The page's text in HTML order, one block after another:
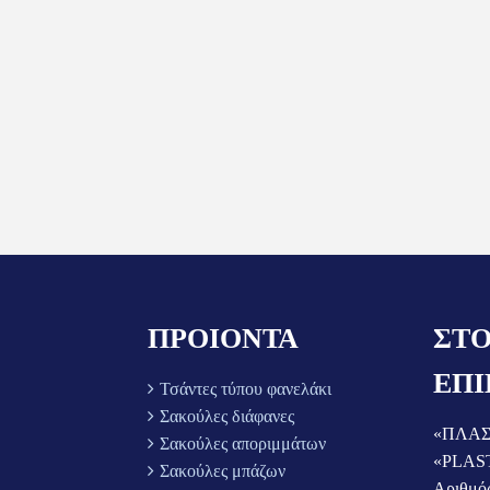
ΠΡΟΙΟΝΤΑ
Τσάντες τύπου φανελάκι
Σακούλες διάφανες
Σακούλες αποριμμάτων
Σακούλες μπάζων